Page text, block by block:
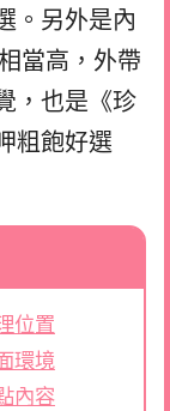
。另外是內
當高，外帶
，也是《珍
粗飽好選
位置
環境
內容